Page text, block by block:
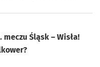
Śląsk – Wisła!